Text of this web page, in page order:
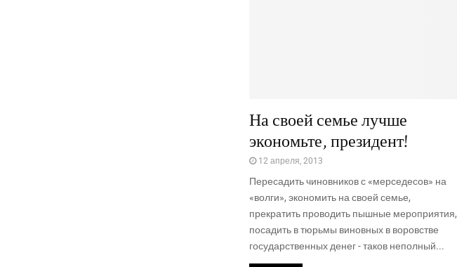
На своей семье лучше
экономьте, президент!
12 апреля, 2013
Пересадить чиновников с «мерседесов» на
«волги», экономить на своей семье,
прекратить проводить пышные мероприятия,
посадить в тюрьмы виновных в воровстве
государственных денег - таков неполный...